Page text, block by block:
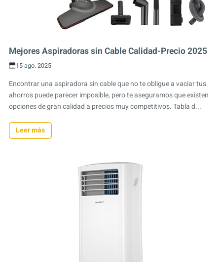
Mejores Aspiradoras sin Cable Calidad-Precio 2025
15 ago. 2025
Encontrar una aspiradora sin cable que no te obligue a vaciar tus
ahorros puede parecer imposible, pero te aseguramos que existen
opciones de gran calidad a precios muy competitivos. Tabla d...
Leer más